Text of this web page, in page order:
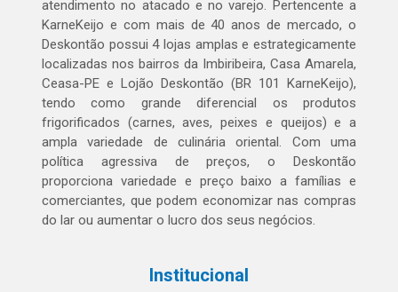
atendimento no atacado e no varejo. Pertencente a
KarneKeijo e com mais de 40 anos de mercado, o
Deskontão possui 4 lojas amplas e estrategicamente
localizadas nos bairros da Imbiribeira, Casa Amarela,
Ceasa-PE e Lojão Deskontão (BR 101 KarneKeijo),
tendo como grande diferencial os produtos
frigorificados (carnes, aves, peixes e queijos) e a
ampla variedade de culinária oriental. Com uma
política agressiva de preços, o Deskontão
proporciona variedade e preço baixo a famílias e
comerciantes, que podem economizar nas compras
do lar ou aumentar o lucro dos seus negócios.
Institucional